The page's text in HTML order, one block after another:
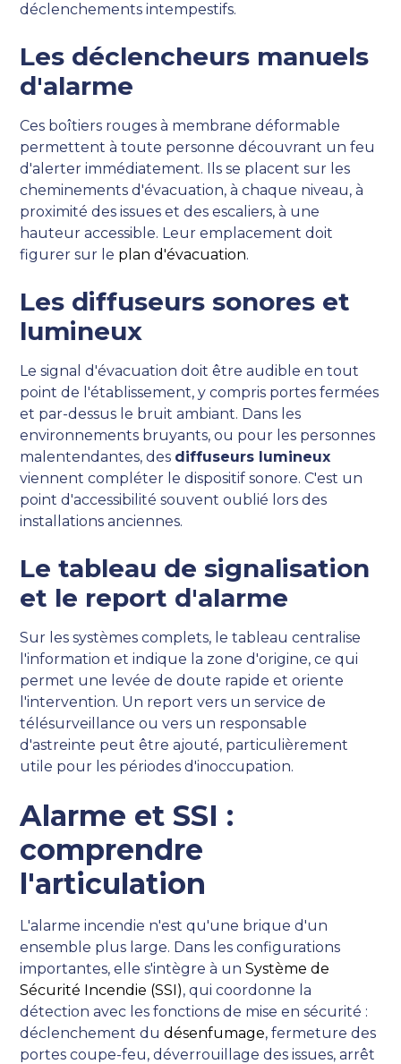
déclenchements intempestifs.
Les déclencheurs manuels
d'alarme
Ces boîtiers rouges à membrane déformable
permettent à toute personne découvrant un feu
d'alerter immédiatement. Ils se placent sur les
cheminements d'évacuation, à chaque niveau, à
proximité des issues et des escaliers, à une
hauteur accessible. Leur emplacement doit
figurer sur le plan d'évacuation.
Les diffuseurs sonores et
lumineux
Le signal d'évacuation doit être audible en tout
point de l'établissement, y compris portes fermées
et par-dessus le bruit ambiant. Dans les
environnements bruyants, ou pour les personnes
malentendantes, des diffuseurs lumineux
viennent compléter le dispositif sonore. C'est un
point d'accessibilité souvent oublié lors des
installations anciennes.
Le tableau de signalisation
et le report d'alarme
Sur les systèmes complets, le tableau centralise
l'information et indique la zone d'origine, ce qui
permet une levée de doute rapide et oriente
l'intervention. Un report vers un service de
télésurveillance ou vers un responsable
d'astreinte peut être ajouté, particulièrement
utile pour les périodes d'inoccupation.
Alarme et SSI :
comprendre
l'articulation
L'alarme incendie n'est qu'une brique d'un
ensemble plus large. Dans les configurations
importantes, elle s'intègre à unSystème de
Sécurité Incendie (SSI), qui coordonne la
détection avec les fonctions de mise en sécurité :
déclenchement dudésenfumage, fermeture des
portes coupe-feu, déverrouillage des issues, arrêt